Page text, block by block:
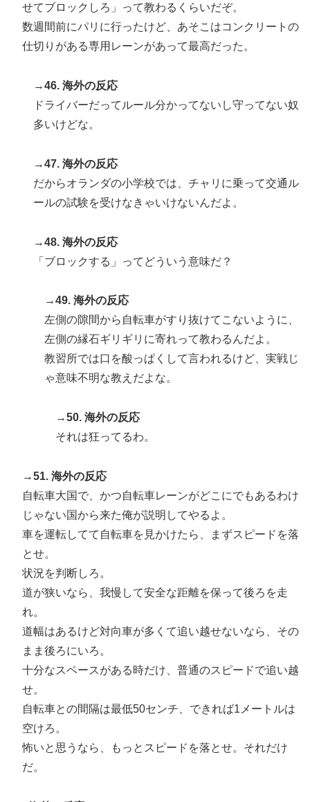
せてブロックしろ」って教わるくらいだぞ。
数週間前にパリに行ったけど、あそこはコンクリートの
仕切りがある専用レーンがあって最高だった。
→46. 海外の反応
ドライバーだってルール分かってないし守ってない奴
多いけどな。
→47. 海外の反応
だからオランダの小学校では、チャリに乗って交通ル
ールの試験を受けなきゃいけないんだよ。
→48. 海外の反応
「ブロックする」ってどういう意味だ？
→49. 海外の反応
左側の隙間から自転車がすり抜けてこないように、
左側の縁石ギリギリに寄れって教わるんだよ。
教習所では口を酸っぱくして言われるけど、実戦じ
ゃ意味不明な教えだよな。
→50. 海外の反応
それは狂ってるわ。
→51. 海外の反応
自転車大国で、かつ自転車レーンがどこにでもあるわけ
じゃない国から来た俺が説明してやるよ。
車を運転してて自転車を見かけたら、まずスピードを落
とせ。
状況を判断しろ。
道が狭いなら、我慢して安全な距離を保って後ろを走
れ。
道幅はあるけど対向車が多くて追い越せないなら、その
まま後ろにいろ。
十分なスペースがある時だけ、普通のスピードで追い越
せ。
自転車との間隔は最低50センチ、できれば1メートルは
空けろ。
怖いと思うなら、もっとスピードを落とせ。それだけ
だ。